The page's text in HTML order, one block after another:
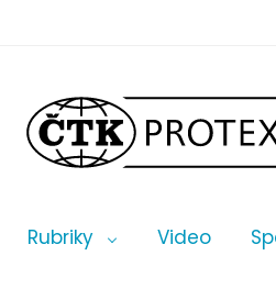
Rubriky Video